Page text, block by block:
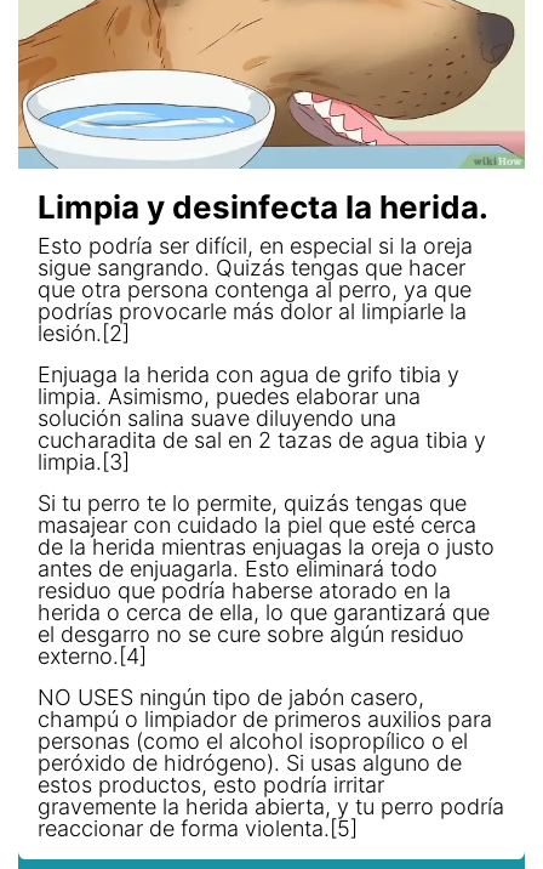
Limpia y desinfecta la herida.
Esto podría ser difícil, en especial si la oreja
sigue sangrando. Quizás tengas que hacer
que otra persona contenga al perro, ya que
podrías provocarle más dolor al limpiarle la
lesión.[2]
Enjuaga la herida con agua de grifo tibia y
limpia. Asimismo, puedes elaborar una
solución salina suave diluyendo una
cucharadita de sal en 2 tazas de agua tibia y
limpia.[3]
Si tu perro te lo permite, quizás tengas que
masajear con cuidado la piel que esté cerca
de la herida mientras enjuagas la oreja o justo
antes de enjuagarla. Esto eliminará todo
residuo que podría haberse atorado en la
herida o cerca de ella, lo que garantizará que
el desgarro no se cure sobre algún residuo
externo.[4]
NO USES ningún tipo de jabón casero,
champú o limpiador de primeros auxilios para
personas (como el alcohol isopropílico o el
peróxido de hidrógeno). Si usas alguno de
estos productos, esto podría irritar
gravemente la herida abierta, y tu perro podría
reaccionar de forma violenta.[5]